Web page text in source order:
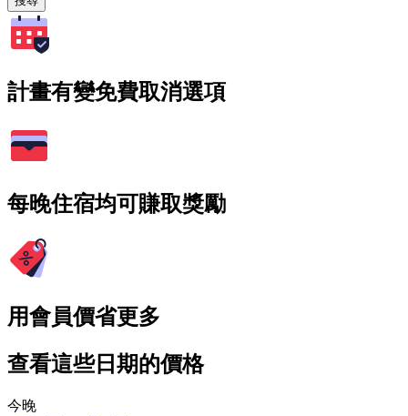
計畫有變免費取消選項
每晚住宿均可賺取獎勵
用會員價省更多
查看這些日期的價格
今晚